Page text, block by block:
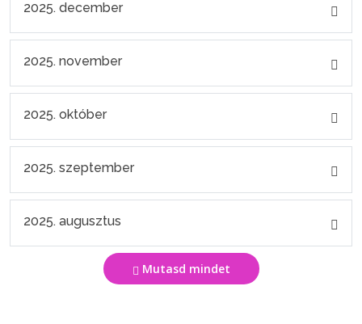
2025. december
2025. november
2025. október
2025. szeptember
2025. augusztus
Mutasd mindet